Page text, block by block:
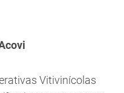
Vitivinícolas